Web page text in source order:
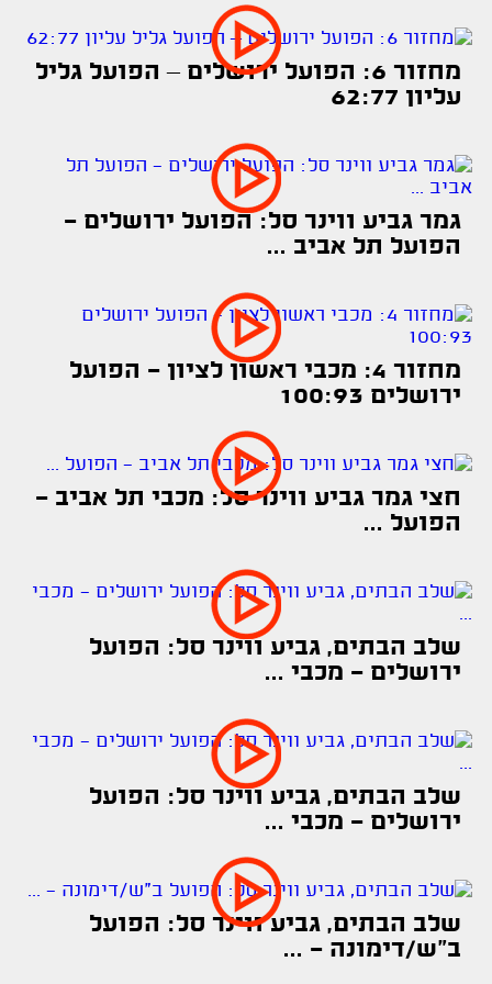
מחזור 6: הפועל ירושלים – הפועל גליל
עליון 62:77
גמר גביע ווינר סל: הפועל ירושלים -
הפועל תל אביב ...
מחזור 4: מכבי ראשון לציון - הפועל
ירושלים 100:93
חצי גמר גביע ווינר סל: מכבי תל אביב -
הפועל ...
שלב הבתים, גביע ווינר סל: הפועל
ירושלים - מכבי ...
שלב הבתים, גביע ווינר סל: הפועל
ירושלים - מכבי ...
שלב הבתים, גביע ווינר סל: הפועל
ב"ש/דימונה - ...